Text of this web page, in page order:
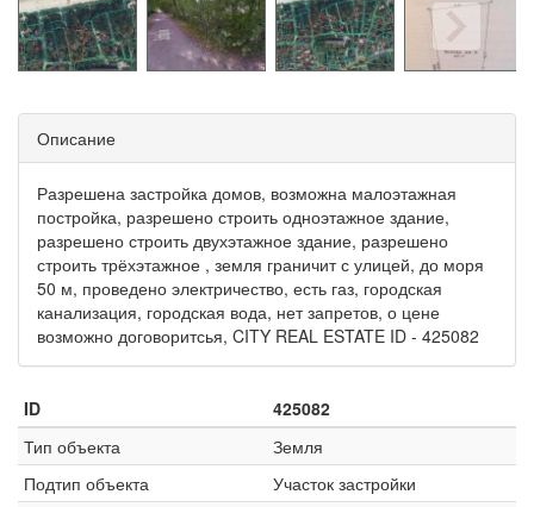
Описание
Разрешена застройка домов, возможна малоэтажная
постройка, разрешено строить одноэтажное здание,
разрешено строить двухэтажное здание, разрешено
строить трёхэтажное , земля граничит с улицей, до моря
50 м, проведено электричество, есть газ, городская
канализация, городская вода, нет запретов, о цене
возможно договоритсья, CITY REAL ESTATE ID - 425082
ID
425082
Тип объекта
Земля
Подтип объекта
Участок застройки